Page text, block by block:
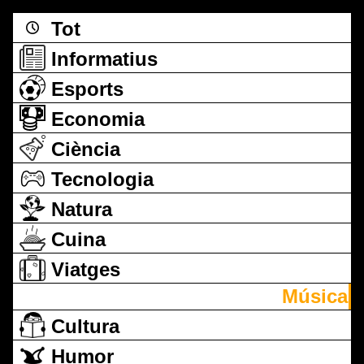
Tot
Informatius
Esports
Economia
Ciència
Tecnologia
Natura
Cuina
Viatges
Música
Cultura
Humor